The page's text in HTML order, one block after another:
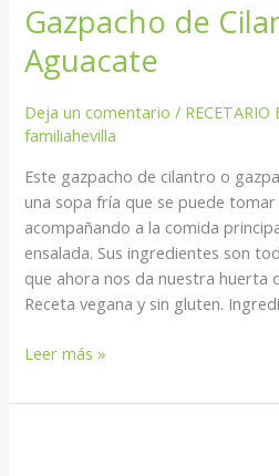
Gazpacho de
Aguacate
Deja un comentario / RECETARIO
familiahevilla
Este gazpacho de cilantro o
una sopa fría que se puede
acompañando a la comida
ensalada. Sus ingredientes son
que ahora nos da nuestra huerta
Receta vegana y sin gluten.
Cilantro
con
Aguacate
Leer más »